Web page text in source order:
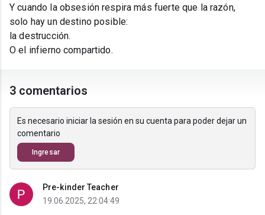
Y cuando la obsesión respira más fuerte que la razón,
solo hay un destino posible:
la destrucción.
O el infierno compartido.
3 comentarios
Es necesario iniciar la sesión en su cuenta para poder dejar un
comentario
Ingresar
Pre-kinder Teacher
19.06.2025, 22:04:49